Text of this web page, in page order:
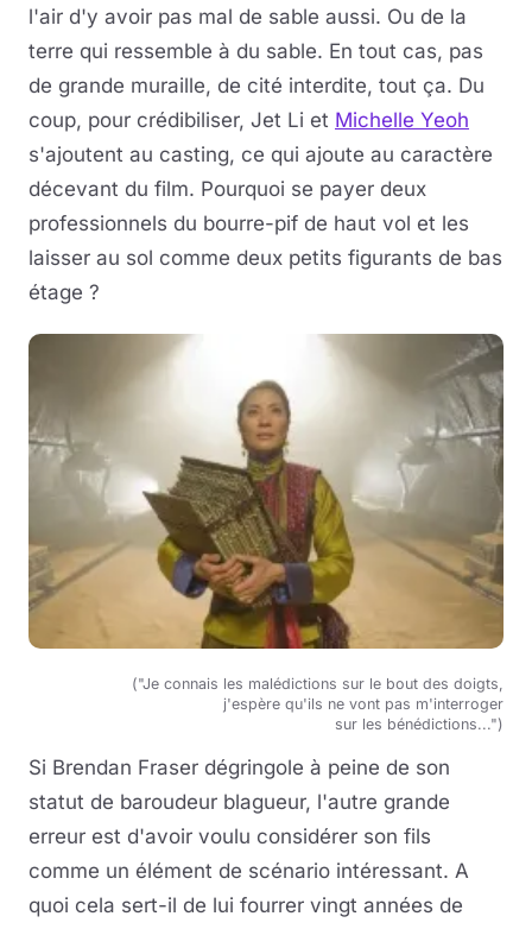
l'air d'y avoir pas mal de sable aussi. Ou de la
terre qui ressemble à du sable. En tout cas, pas
de grande muraille, de cité interdite, tout ça. Du
coup, pour crédibiliser, Jet Li et Michelle Yeoh
s'ajoutent au casting, ce qui ajoute au caractère
décevant du film. Pourquoi se payer deux
professionnels du bourre-pif de haut vol et les
laisser au sol comme deux petits figurants de bas
étage ?
("Je connais les malédictions sur le bout des doigts,
j'espère qu'ils ne vont pas m'interroger
sur les bénédictions...")
Si Brendan Fraser dégringole à peine de son
statut de baroudeur blagueur, l'autre grande
erreur est d'avoir voulu considérer son fils
comme un élément de scénario intéressant. A
quoi cela sert-il de lui fourrer vingt années de